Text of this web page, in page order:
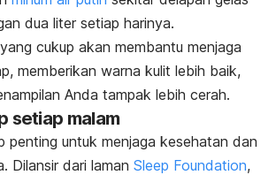
dua liter setiap harinya.
cukup akan membantu menjaga
memberikan warna kulit lebih baik,
Anda tampak lebih cerah.
setiap malam
penting untuk menjaga kesehatan dan
Dilansir dari laman Sleep Foundation,